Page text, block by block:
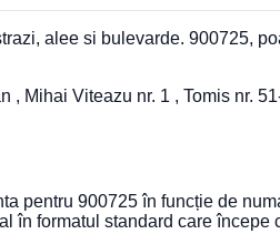
alee si bulevarde. 900725,
Mihai Viteazu nr. 1 , Tomis nr.
pentru 900725 în funcție de
în formatul standard care începe